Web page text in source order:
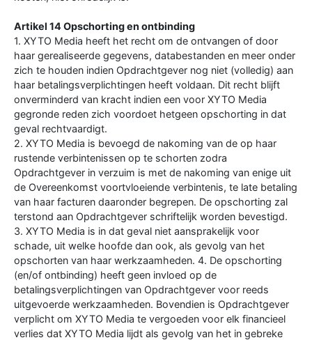
Artikel 14 Opschorting en ontbinding
1. XYTO Media heeft het recht om de ontvangen of door
haar gerealiseerde gegevens, databestanden en meer onder
zich te houden indien Opdrachtgever nog niet (volledig) aan
haar betalingsverplichtingen heeft voldaan. Dit recht blijft
onverminderd van kracht indien een voor XYTO Media
gegronde reden zich voordoet hetgeen opschorting in dat
geval rechtvaardigt.
2. XYTO Media is bevoegd de nakoming van de op haar
rustende verbintenissen op te schorten zodra
Opdrachtgever in verzuim is met de nakoming van enige uit
de Overeenkomst voortvloeiende verbintenis, te late betaling
van haar facturen daaronder begrepen. De opschorting zal
terstond aan Opdrachtgever schriftelijk worden bevestigd.
3. XYTO Media is in dat geval niet aansprakelijk voor
schade, uit welke hoofde dan ook, als gevolg van het
opschorten van haar werkzaamheden. 4. De opschorting
(en/of ontbinding) heeft geen invloed op de
betalingsverplichtingen van Opdrachtgever voor reeds
uitgevoerde werkzaamheden. Bovendien is Opdrachtgever
verplicht om XYTO Media te vergoeden voor elk financieel
verlies dat XYTO Media lijdt als gevolg van het in gebreke